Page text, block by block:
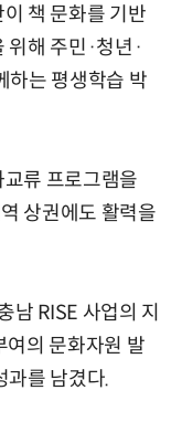
책 문화를 기반
위해 주민·청년·
하는 평생학습 박
류 프로그램을
상권에도 활력을
남 RISE 사업의 지
여의 문화자원 발
과를 남겼다.